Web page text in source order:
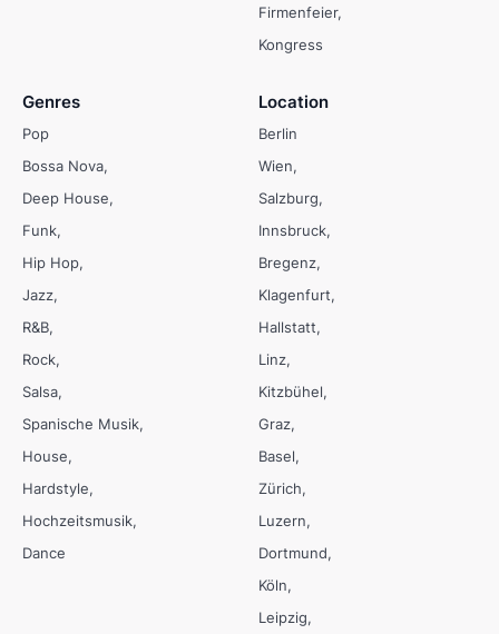
Firmenfeier
Kongress
Genres
Pop
Bossa Nova
Deep House
Funk
Hip Hop
Jazz
R&B
Rock
Salsa
Spanische Musik
House
Hardstyle
Hochzeitsmusik
Dance
Location
Berlin
Wien
Salzburg
Innsbruck
Bregenz
Klagenfurt
Hallstatt
Linz
Kitzbühel
Graz
Basel
Zürich
Luzern
Dortmund
Köln
Leipzig